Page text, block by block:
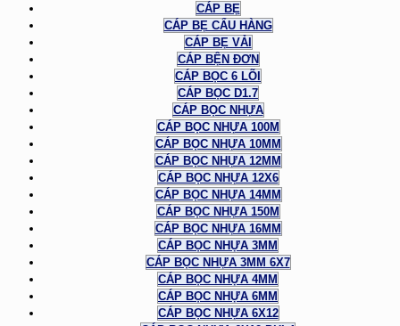
CÁP BẸ
CÁP BẸ CẨU HÀNG
CÁP BẸ VẢI
CÁP BỆN ĐƠN
CÁP BỌC 6 LÕI
CÁP BỌC D1.7
CÁP BỌC NHỰA
CÁP BỌC NHỰA 100M
CÁP BỌC NHỰA 10MM
CÁP BỌC NHỰA 12MM
CÁP BỌC NHỰA 12X6
CÁP BỌC NHỰA 14MM
CÁP BỌC NHỰA 150M
CÁP BỌC NHỰA 16MM
CÁP BỌC NHỰA 3MM
CÁP BỌC NHỰA 3MM 6X7
CÁP BỌC NHỰA 4MM
CÁP BỌC NHỰA 6MM
CÁP BỌC NHỰA 6X12